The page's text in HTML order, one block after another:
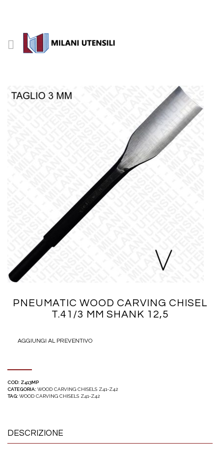
PNEUMATIC WOOD CARVING CHISEL
T.41/3 MM SHANK 12,5
AGGIUNGI AL PREVENTIVO
COD: Z413MP
CATEGORIA: WOOD CARVING CHISELS Z41-Z42
TAG: WOOD CARVING CHISELS Z41-Z42
DESCRIZIONE